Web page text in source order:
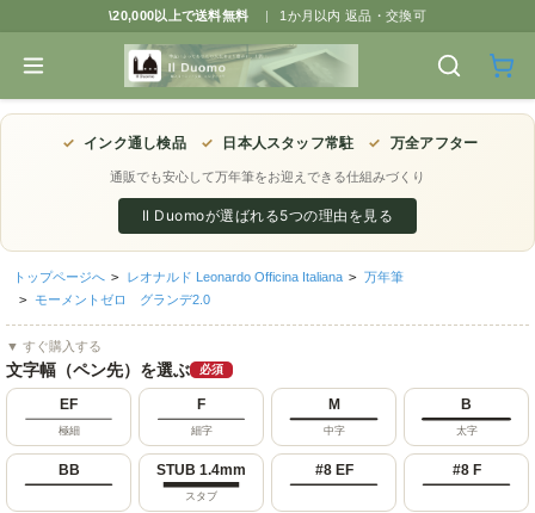
\20,000以上で送料無料 | 1か月以内 返品・交換可
✓ インク通し検品 ✓ 日本人スタッフ常駐 ✓ 万全アフター
通販でも安心して万年筆をお迎えできる仕組みづくり
Il Duomoが選ばれる5つの理由を見る
トップページへ > レオナルド Leonardo Officina Italiana > 万年筆
> モーメントゼロ グランデ2.0
▼ すぐ購入する
文字幅（ペン先）を選ぶ 必須
EF
極細
F
細字
M
中字
B
太字
BB STUB 1.4mm
スタブ
#8 EF #8 F